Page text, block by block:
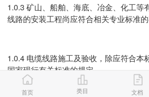
1.0.3 矿山、船舶、海底、冶金、化工等
线路的安装工程尚应符合相关专业标准的
1.0.4 电缆线路施工及验收，除应符合本
国家现行有关标准的规定。
首页 类目 文档